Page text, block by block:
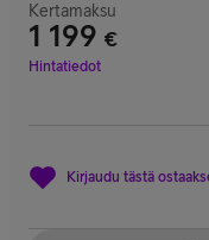
Kertamaksu
1 199 €
Hinta 1 199 €
Hintatiedot
Kirjaudu tästä